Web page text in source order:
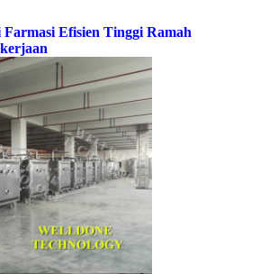
Efisien Tinggi Ramah